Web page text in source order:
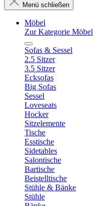
Menü schließen
Möbel
Zur Kategorie Möbel
Sofas & Sessel
2.5 Sitzer
3.5 Sitzer
Ecksofas
Big Sofas
Sessel
Loveseats
Hocker
Sitzelemente
Tische
Esstische
Sidetables
Salontische
Bartische
Beistelltische
Stühle & Bänke
Stühle